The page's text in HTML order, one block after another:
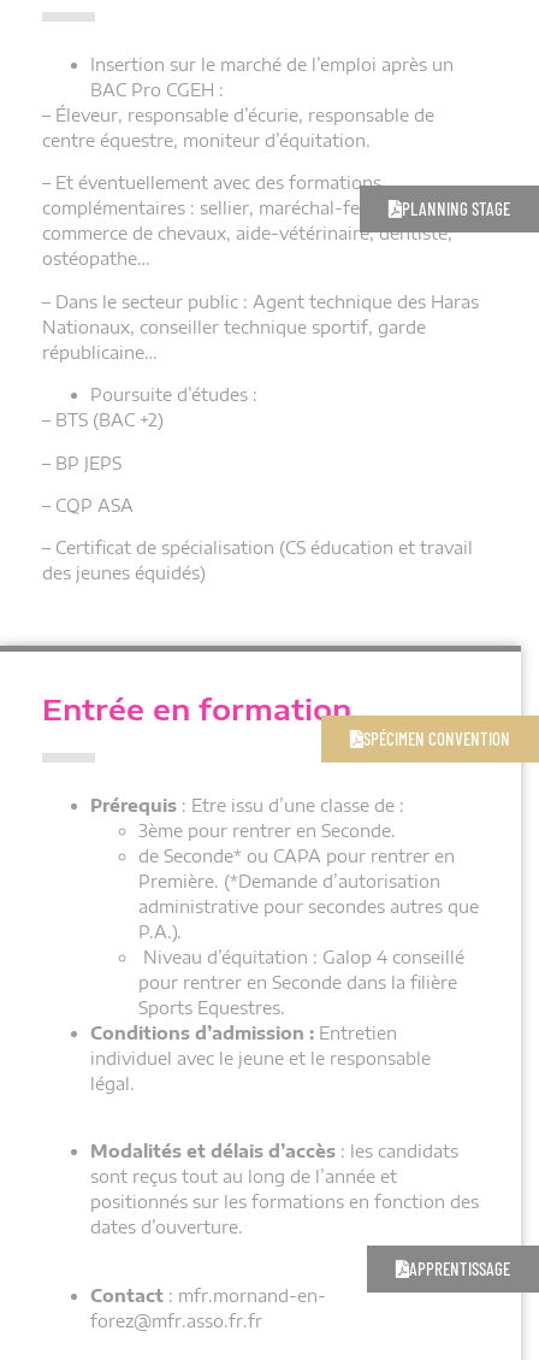
Insertion sur le marché de l’emploi après un
BAC Pro CGEH :
– Éleveur, responsable d’écurie, responsable de
centre équestre, moniteur d’équitation.
– Et éventuellement avec des formations
complémentaires : sellier, maréchal-ferrant,
commerce de chevaux, aide-vétérinaire, dentiste,
ostéopathe…
– Dans le secteur public : Agent technique des Haras
Nationaux, conseiller technique sportif, garde
républicaine…
Poursuite d’études :
– BTS (BAC +2)
– BP JEPS
– CQP ASA
– Certificat de spécialisation (CS éducation et travail
des jeunes équidés)
Entrée en formation
Prérequis : Etre issu d’une classe de :
3ème pour rentrer en Seconde.
de Seconde* ou CAPA pour rentrer en
Première. (*Demande d’autorisation
administrative pour secondes autres que
P.A.).
Niveau d’équitation : Galop 4 conseillé
pour rentrer en Seconde dans la filière
Sports Equestres.
Conditions d’admission : Entretien
individuel avec le jeune et le responsable
légal.
Modalités et délais d’accès : les candidats
sont reçus tout au long de l’année et
positionnés sur les formations en fonction des
dates d’ouverture.
Contact : mfr.mornand-en-
forez@mfr.asso.fr.fr
PLANNING STAGE
SPÉCIMEN CONVENTION
APPRENTISSAGE